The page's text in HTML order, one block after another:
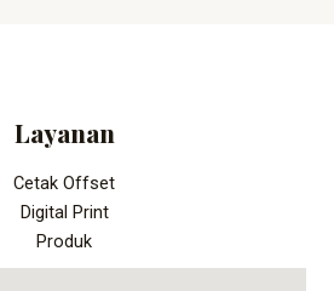
Layanan
Cetak Offset
Digital Print
Produk